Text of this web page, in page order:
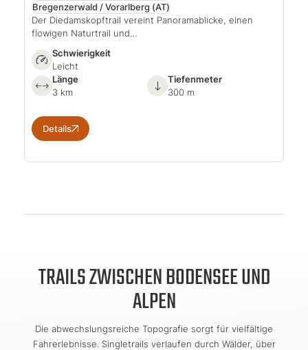
Bregenzerwald / Vorarlberg (AT)
Der Diedamskopftrail vereint Panoramablicke, einen
flowigen Naturtrail und…
Schwierigkeit
Leicht
Länge
3 km
Tiefenmeter
300 m
Details
TRAILS ZWISCHEN BODENSEE UND
ALPEN
Die abwechslungsreiche Topografie sorgt für vielfältige
Fahrerlebnisse. Singletrails verlaufen durch Wälder, über